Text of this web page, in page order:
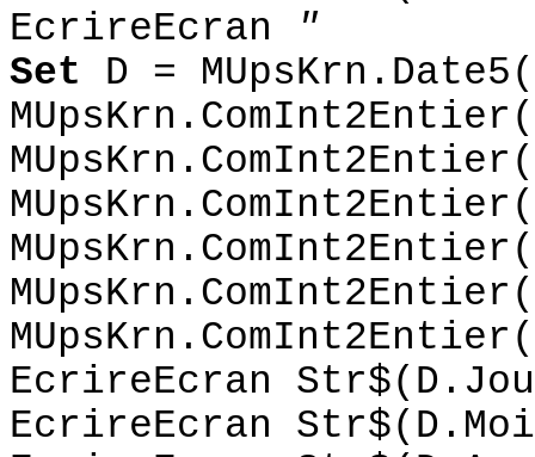
EcrireEcran
"
Set D =
EcrireEcran
EcrireEcran